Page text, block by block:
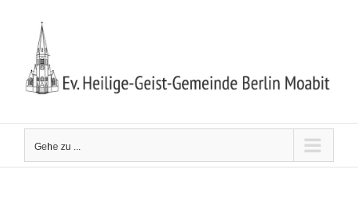
springen
Gehe zu ...